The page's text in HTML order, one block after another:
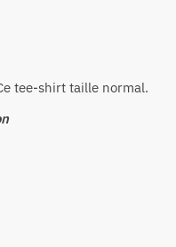
tee-shirt taille normal.